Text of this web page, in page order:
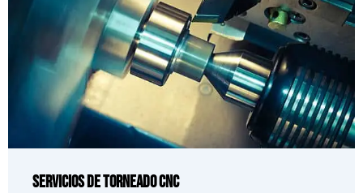
Servicios de torneado CNC